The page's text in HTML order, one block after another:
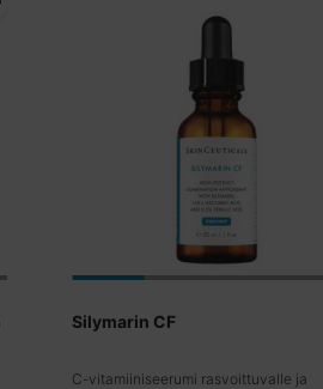
Silymarin CF
C-vitamiiniseerumi rasvoittuvalle ja